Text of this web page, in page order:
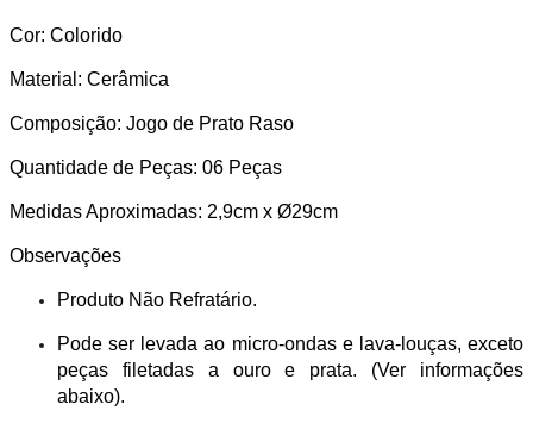
Cor: Colorido
Material: Cerâmica
Composição: Jogo de Prato Raso
Quantidade de Peças: 06 Peças
Medidas Aproximadas: 2,9cm x Ø29cm
Observações
Produto Não Refratário.
Pode ser levada ao micro-ondas e lava-louças, exceto
peças filetadas a ouro e prata. (Ver informações
abaixo).